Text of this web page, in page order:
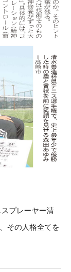
プレーヤー清
その人格全てを